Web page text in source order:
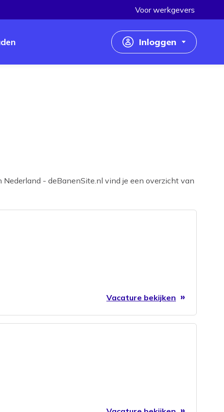
Voor werkgevers
Inloggen
- deBanenSite.nl vind je een overzicht van
Vacature bekijken